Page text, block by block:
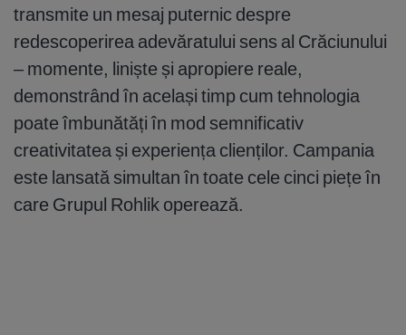
transmite un mesaj puternic despre
redescoperirea adevăratului sens al Crăciunului
– momente, liniște și apropiere reale,
demonstrând în același timp cum tehnologia
poate îmbunătăți în mod semnificativ
creativitatea și experiența clienților. Campania
este lansată simultan în toate cele cinci piețe în
care Grupul Rohlik operează.